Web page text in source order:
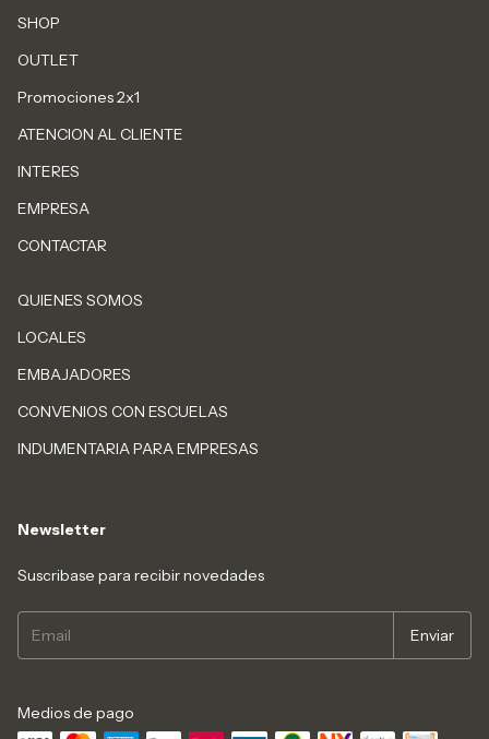
SHOP
OUTLET
Promociones 2x1
ATENCION AL CLIENTE
INTERES
EMPRESA
CONTACTAR
QUIENES SOMOS
LOCALES
EMBAJADORES
CONVENIOS CON ESCUELAS
INDUMENTARIA PARA EMPRESAS
Newsletter
Suscribase para recibir novedades
Medios de pago